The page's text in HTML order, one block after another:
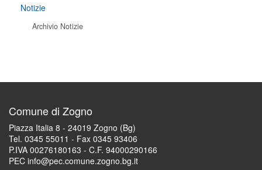
Notizie
Archivio Notizie
Comune di Zogno
Piazza Italia 8 - 24019 Zogno (Bg)
Tel. 0345 55011 - Fax 0345 93406
P.IVA 00276180163 - C.F. 94000290166
PEC info@pec.comune.zogno.bg.it